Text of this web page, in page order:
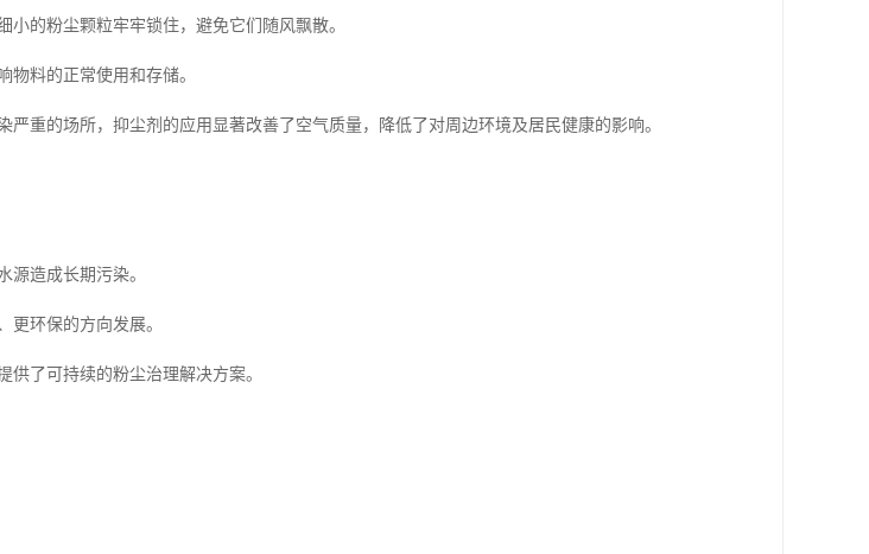
的粉尘颗粒牢牢锁住，避免它们随风飘散。
物料的正常使用和存储。
重的场所，抑尘剂的应用显著改善了空气质量，降低了对周边环境及居民健康的影响。
源造成长期污染。
更环保的方向发展。
了可持续的粉尘治理解决方案。